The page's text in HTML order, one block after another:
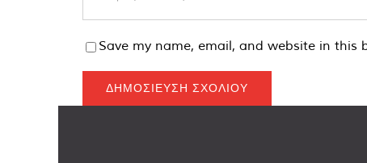
Save my name, email, and website in this